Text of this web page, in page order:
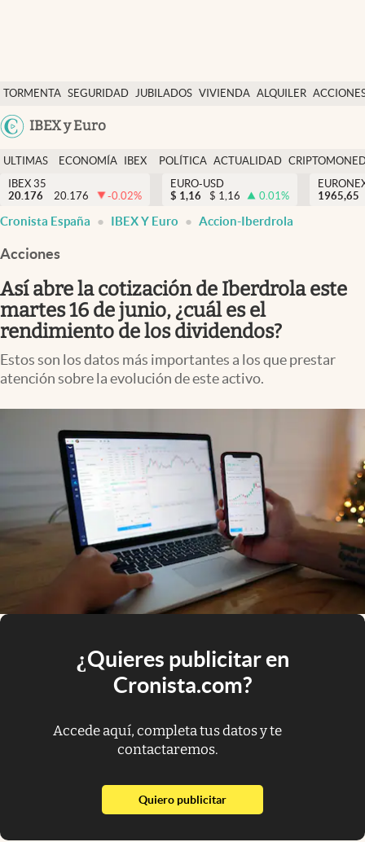
TORMENTA SEGURIDAD JUBILADOS VIVIENDA ALQUILER
USA
IBEX y Euro
Economía y finanzas
Política
Actualidad
Criptomonedas
España
ULTIMAS
NOTICIAS
ECONOMÍA
FINANZAS
IBEX
EURO
POLÍTICA ACTUALIDAD
IBEX 35
20.176
20.176 -0.02%
EURO-USD
$ 1,16 $ 1,16 0.01%
1965,65
Cronista España IBEX Y Euro Accion-Iberdrola
Acciones
Así abre la cotización de Iberdrola este
martes 16 de junio, ¿cuál es el
rendimiento de los dividendos?
Estos son los datos más importantes a los que prestar
atención sobre la evolución de este activo.
¿Quieres publicitar en
Cronista.com?
Accede aquí, completa tus datos y te
contactaremos.
Quiero publicitarabre en nueva pestaña